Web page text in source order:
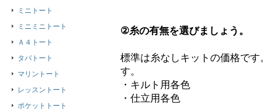
②糸の有無を選びましょう。
標準は糸なしキットの価格で
す。
・キルト用各色
・仕立用各色
ミニトート
ミニミニトート
Ａ４トート
タパトート
マリントート
レッスントート
ポケットトート